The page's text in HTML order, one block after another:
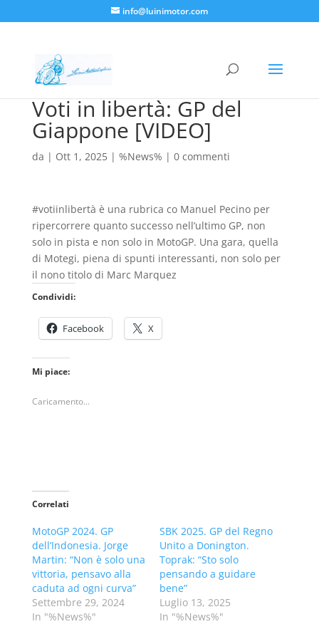
info@luinimotor.com
Voti in libertà: GP del
Giappone [VIDEO]
da | Ott 1, 2025| %News% | 0 commenti
#votiinlibertà è una rubrica co Manuel Pecino per
ripercorrere quanto successo nell’ultimo GP, non
solo in pista e non solo in MotoGP. Una gara, quella
di Motegi, piena di spunti interessanti, non solo per
il nono titolo di Marc Marquez
Condividi:
Facebook X
Mi piace:
Caricamento...
Correlati
MotoGP 2024. GP
dell’Indonesia. Jorge
Martin: “Non è solo una
vittoria, pensavo alla
caduta ad ogni curva”
Settembre 29, 2024
In "%News%"
SBK 2025. GP del Regno
Unito a Donington.
Toprak: “Sto solo
pensando a guidare
bene”
Luglio 13, 2025
In "%News%"